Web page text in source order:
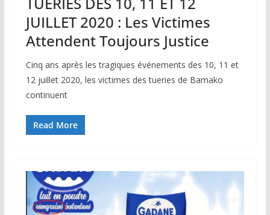
JUILLET 2020 : Les Victimes
Attendent Toujours Justice
Cinq ans après les tragiques événements des 10, 11 et
12 juillet 2020, les victimes des tueries de Bamako
continuent
Read More